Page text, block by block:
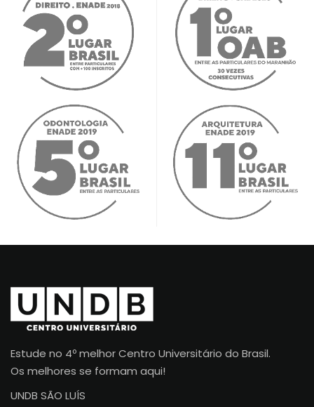
Estude no 4º melhor Centro Universitário do Brasil.
Os melhores se formam aqui!
UNDB SÃO LUÍS